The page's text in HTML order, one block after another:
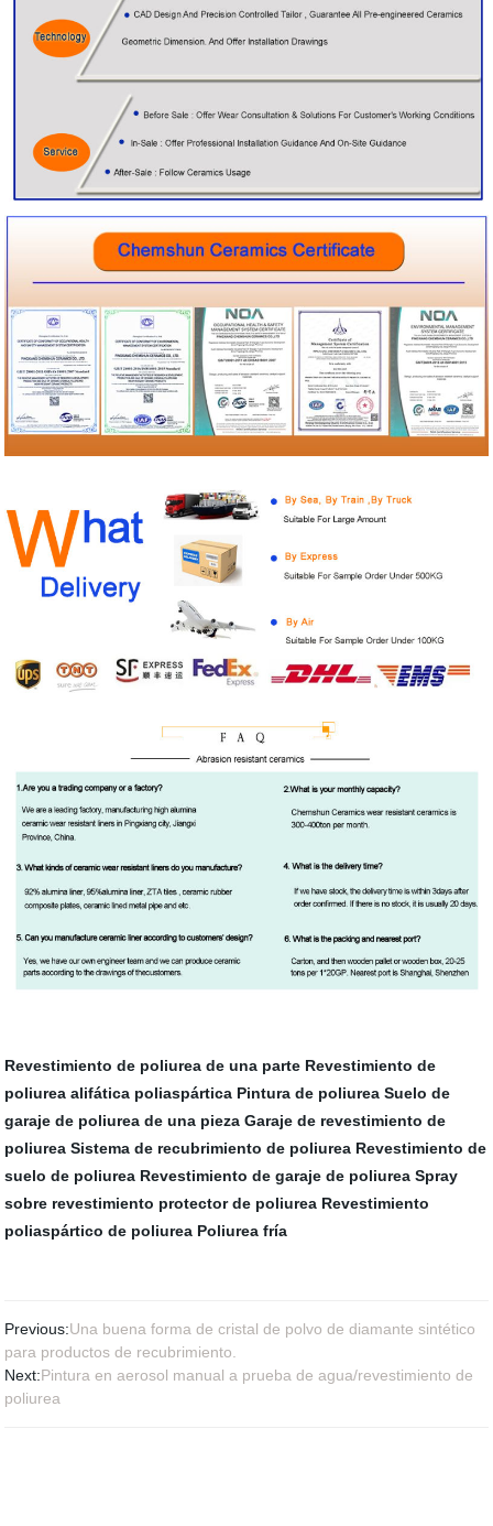
Revestimiento de poliurea de una parte Revestimiento de
poliurea alifática poliaspártica Pintura de poliurea Suelo de
garaje de poliurea de una pieza Garaje de revestimiento de
poliurea Sistema de recubrimiento de poliurea Revestimiento de
suelo de poliurea Revestimiento de garaje de poliurea Spray
sobre revestimiento protector de poliurea Revestimiento
poliaspártico de poliurea Poliurea fría
Previous:Una buena forma de cristal de polvo de diamante sintético
para productos de recubrimiento.
Next:Pintura en aerosol manual a prueba de agua/revestimiento de
poliurea